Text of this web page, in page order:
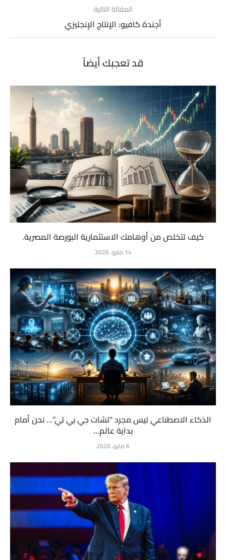
المقالة التالية
أجندة كافيو: الإنتاج الإنجليزي
قد تعجبك أيضاً
كيف تتخلص من أوهامك الاستثمارية البورصة المصرية.
14 مايو، 2026
الذكاء الاصطناعي ليس مجرد “تشات جي بي تي”… نحن أمام
بداية عالم...
6 مايو، 2026